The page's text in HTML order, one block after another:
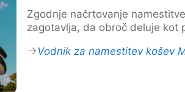
Zgodnje načrtovanje
zagotavlja, da obroč deluje kot
Vodnik za namestitev košev